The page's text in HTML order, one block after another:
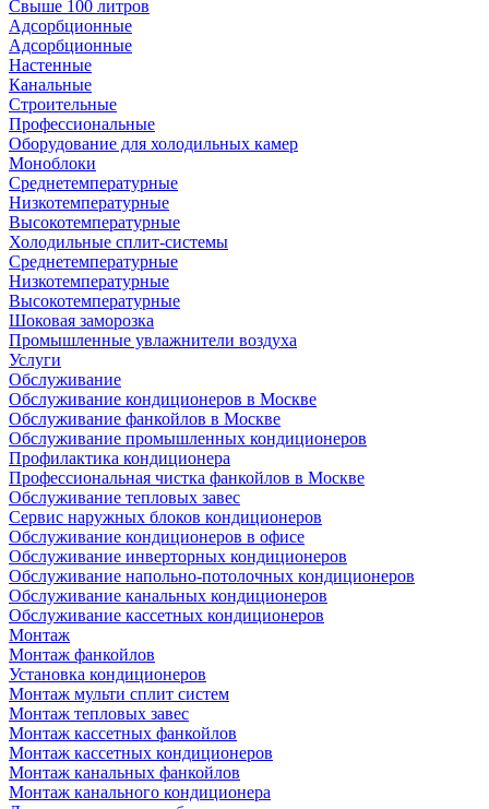
Свыше 100 литров
Адсорбционные
Адсорбционные
Настенные
Канальные
Строительные
Профессиональные
Оборудование для холодильных камер
Моноблоки
Среднетемпературные
Низкотемпературные
Высокотемпературные
Холодильные сплит-системы
Среднетемпературные
Низкотемпературные
Высокотемпературные
Шоковая заморозка
Промышленные увлажнители воздуха
Услуги
Обслуживание
Обслуживание кондиционеров в Москве
Обслуживание фанкойлов в Москве
Обслуживание промышленных кондиционеров
Профилактика кондиционера
Профессиональная чистка фанкойлов в Москве
Обслуживание тепловых завес
Сервис наружных блоков кондиционеров
Обслуживание кондиционеров в офисе
Обслуживание инверторных кондиционеров
Обслуживание напольно-потолочных кондиционеров
Обслуживание канальных кондиционеров
Обслуживание кассетных кондиционеров
Монтаж
Монтаж фанкойлов
Установка кондиционеров
Монтаж мульти сплит систем
Монтаж тепловых завес
Монтаж кассетных фанкойлов
Монтаж кассетных кондиционеров
Монтаж канальных фанкойлов
Монтаж канального кондиционера